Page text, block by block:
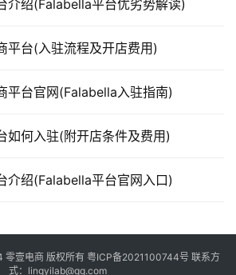
介绍(Falabella平台优劣势解读)
平台(入驻流程及开店费用)
平台官网(Falabella入驻指南)
如何入驻(附开店条件及费用)
介绍(Falabella平台官网入口)
零壹电商 版权所有 粤ICP备2021100744号 联系方
式：lingyilab@qq.com